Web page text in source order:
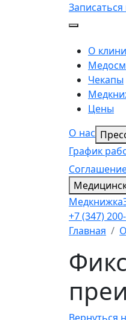
О
Чекапы
Цены
О нас
График
Медкнижка
+7 (347)
Главная